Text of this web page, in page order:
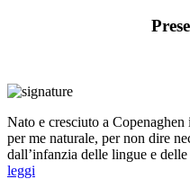
Nato e cresciuto a
per me naturale, per non dire
dall’infanzia delle lingue e
leggi